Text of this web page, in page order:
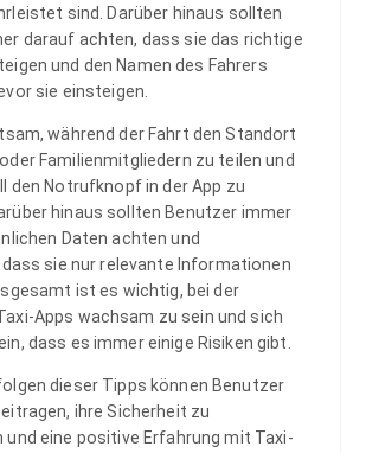
sind. Darüber hinaus sollten
darauf achten, dass sie das richtige
und den Namen des Fahrers
sie einsteigen.
während der Fahrt den Standort
Familienmitgliedern zu teilen und
den Notrufknopf in der App zu
hinaus sollten Benutzer immer
Daten achten und
sie nur relevante Informationen
ist es wichtig, bei der
Apps wachsam zu sein und sich
dass es immer einige Risiken gibt.
dieser Tipps können Benutzer
ihre Sicherheit zu
und eine positive Erfahrung mit Taxi-